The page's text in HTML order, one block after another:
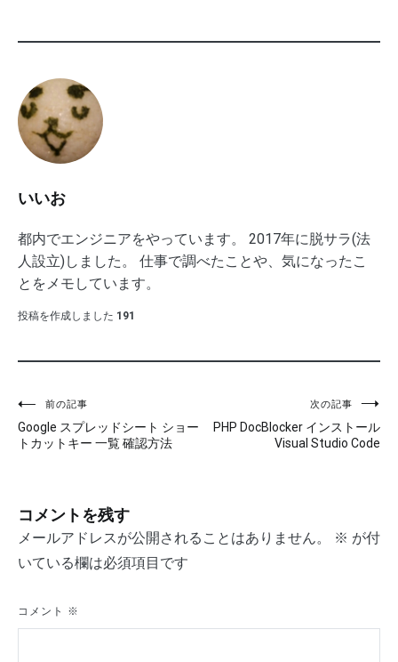
いいお
都内でエンジニアをやっています。 2017年に脱サラ(法
人設立)しました。 仕事で調べたことや、気になったこ
とをメモしています。
投稿を作成しました 191
投
稿
ビ
ゲ
ー
シ
ョ
前の記事
Google スプレッドシート ショー
トカットキー 一覧 確認方法
次の記事
PHP DocBlocker インストール
Visual Studio Code
コメントを残す
メールアドレスが公開されることはありません。 ※ が付
いている欄は必須項目です
コメント ※